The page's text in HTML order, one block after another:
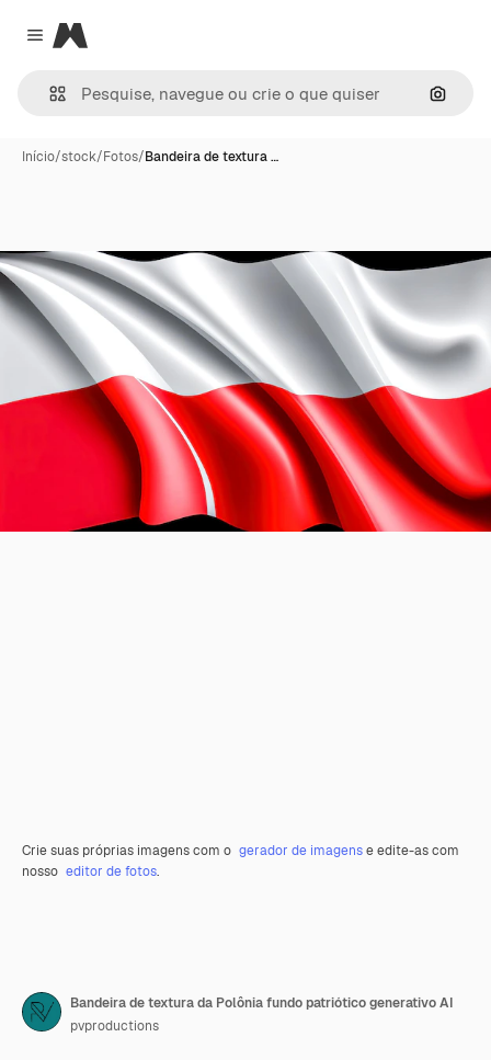
Close menu
Magnific
Início/stock/Fotos/Bandeira de textura …
Crie suas próprias imagens com o gerador de imagense edite-as com
nosso editor de fotos.
Bandeira de textura da Polônia fundo patriótico generativo AI
pvproductions